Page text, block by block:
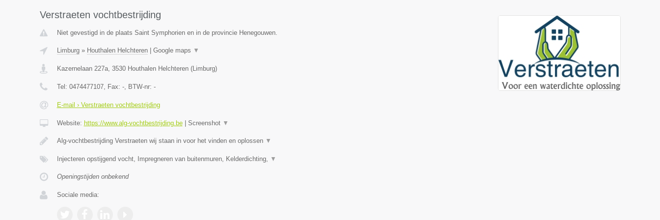
Verstraeten vochtbestrijding
Niet gevestigd in de plaats Saint Symphorien en in de provincie Henegouwen.
Limburg» Houthalen Helchteren| Google maps ▼
Kazernelaan 227a, 3530 Houthalen Helchteren(Limburg)
Tel: 0474477107, Fax: -, BTW-nr: -
E-mail › Verstraeten vochtbestrijding
Website: https://www.alg-vochtbestrijding.be| Screenshot ▼
Alg-vochtbestrijding Verstraeten wij staan in voor het vinden en oplossen ▼
Injecteren opstijgend vocht, Impregneren van buitenmuren, Kelderdichting, ▼
Openingstijden onbekend
Sociale media: